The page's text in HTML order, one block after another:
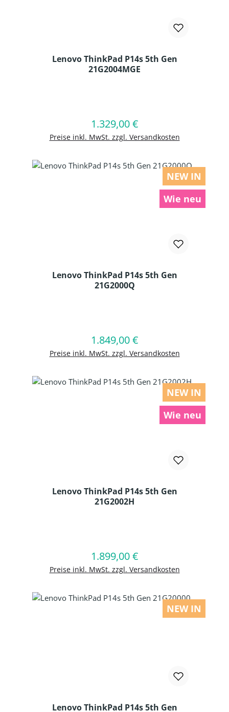
Lenovo ThinkPad P14s 5th Gen
21G2004MGE
Regulärer Preis:
1.329,00 €
Preise inkl. MwSt. zzgl. Versandkosten
In den Warenkorb
NEW IN
Wie neu
Lenovo ThinkPad P14s 5th Gen
21G2000Q
Regulärer Preis:
1.849,00 €
Preise inkl. MwSt. zzgl. Versandkosten
In den Warenkorb
NEW IN
Wie neu
Lenovo ThinkPad P14s 5th Gen
21G2002H
Regulärer Preis:
1.899,00 €
Preise inkl. MwSt. zzgl. Versandkosten
In den Warenkorb
NEW IN
Lenovo ThinkPad P14s 5th Gen